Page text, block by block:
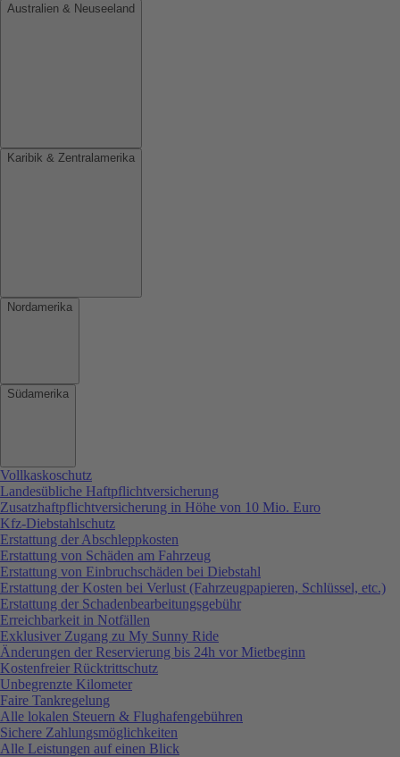
Australien & Neuseeland
Karibik & Zentralamerika
Nordamerika
Südamerika
Vollkaskoschutz
Landesübliche Haftpflichtversicherung
Zusatzhaftpflichtversicherung in Höhe von 10 Mio. Euro
Kfz-Diebstahlschutz
Erstattung der Abschleppkosten
Erstattung von Schäden am Fahrzeug
Erstattung von Einbruchschäden bei Diebstahl
Erstattung der Kosten bei Verlust (Fahrzeugpapieren, Schlüssel, etc.)
Erstattung der Schadenbearbeitungsgebühr
Erreichbarkeit in Notfällen
Exklusiver Zugang zu My Sunny Ride
Änderungen der Reservierung bis 24h vor Mietbeginn
Kostenfreier Rücktrittschutz
Unbegrenzte Kilometer
Faire Tankregelung
Alle lokalen Steuern & Flughafengebühren
Sichere Zahlungsmöglichkeiten
Alle Leistungen auf einen Blick